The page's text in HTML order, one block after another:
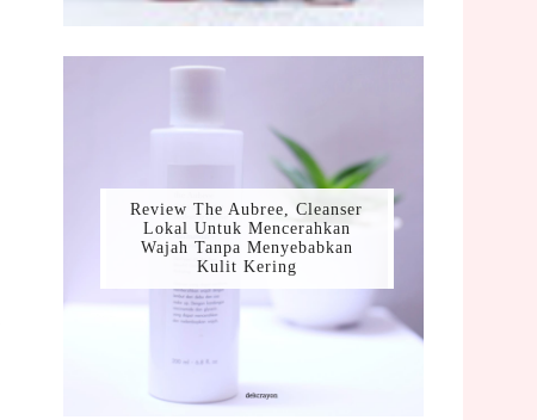
Review The Aubree, Cleanser
Lokal Untuk Mencerahkan
Wajah Tanpa Menyebabkan
Kulit Kering